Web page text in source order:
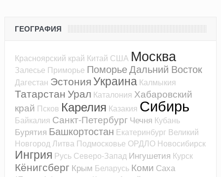
ГЕОГРАФИЯ
Красноярский край Китай США Москва
Залесье Приморье ПоморьеДальний Восток
Дагестан Эстония Украина Калмыкия
Татарстан Урал Каталония Хабаровский
край Псков Карелия Казакия Сибирь
Байкалия Санкт-Петербург Чечня Кубань
Бурятия Башкортостан Екатеринбург Великий
НовгородЛитва Подмосковье ОРДЛО Новосибирск
Ингрия Русь Северо-Запад Ингушетия Курск
Кёнигсберг Крым Беларусь Коми Саха